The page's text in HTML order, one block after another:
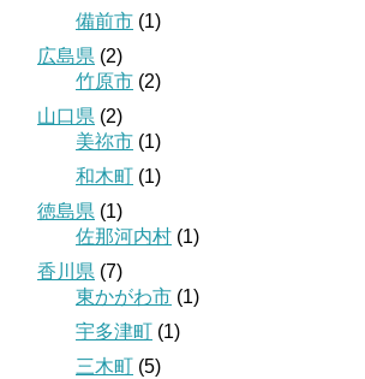
備前市 (1)
広島県 (2)
竹原市 (2)
山口県 (2)
美祢市 (1)
和木町 (1)
徳島県 (1)
佐那河内村 (1)
香川県 (7)
東かがわ市 (1)
宇多津町 (1)
三木町 (5)